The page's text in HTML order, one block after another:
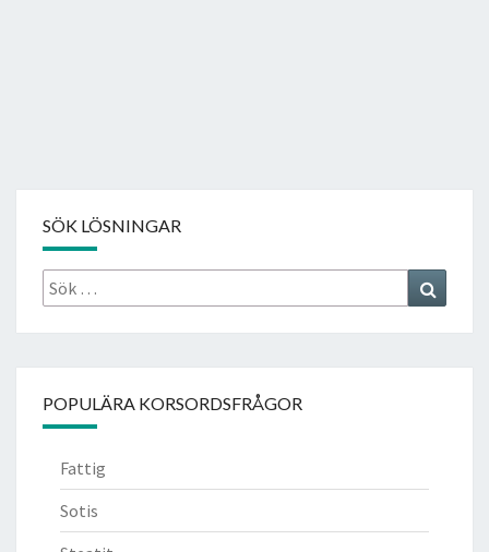
SÖK LÖSNINGAR
Sök
efter:
POPULÄRA KORSORDSFRÅGOR
Fattig
Sotis